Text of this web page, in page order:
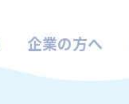
企業の方へ